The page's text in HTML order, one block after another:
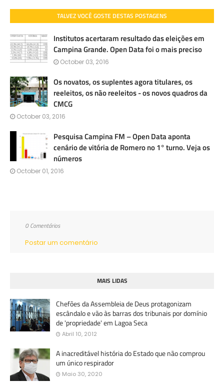
TALVEZ VOCÊ GOSTE DESTAS POSTAGENS
Institutos acertaram resultado das eleições em
Campina Grande. Open Data foi o mais preciso
October 03, 2016
Os novatos, os suplentes agora titulares, os
reeleitos, os não reeleitos - os novos quadros da
CMCG
October 03, 2016
Pesquisa Campina FM – Open Data aponta
cenário de vitória de Romero no 1° turno. Veja os
números
October 01, 2016
0 Comentários
Postar um comentário
MAIS LIDAS
Chefões da Assembleia de Deus protagonizam
escândalo e vão às barras dos tribunais por domínio
de 'propriedade' em Lagoa Seca
Abril 10, 2012
A inacreditável história do Estado que não comprou
um único respirador
Maio 30, 2020